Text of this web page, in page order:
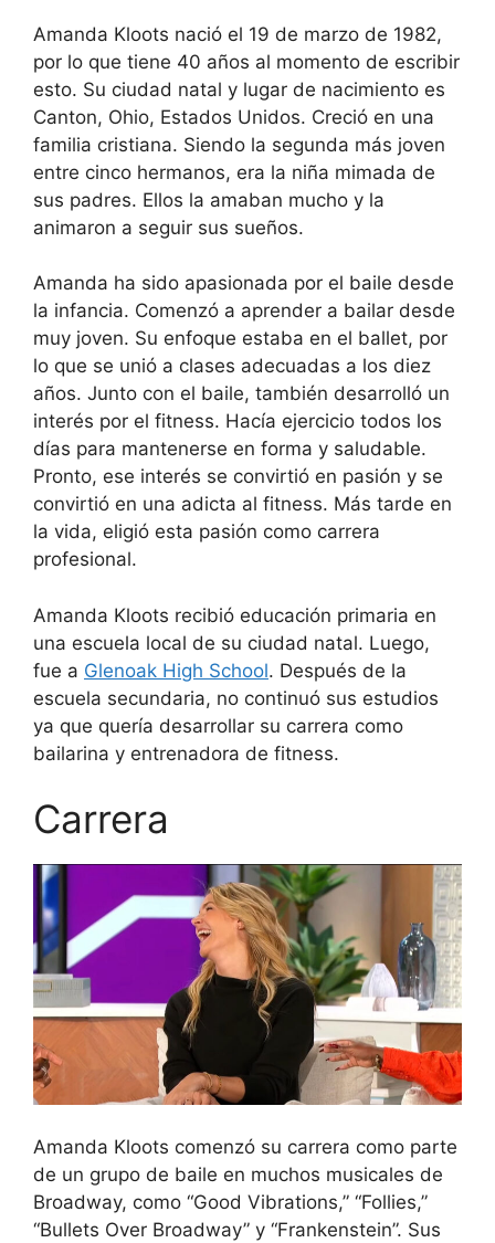
Amanda Kloots nació el 19 de marzo de 1982,
por lo que tiene 40 años al momento de escribir
esto. Su ciudad natal y lugar de nacimiento es
Canton, Ohio, Estados Unidos. Creció en una
familia cristiana. Siendo la segunda más joven
entre cinco hermanos, era la niña mimada de
sus padres. Ellos la amaban mucho y la
animaron a seguir sus sueños.
Amanda ha sido apasionada por el baile desde
la infancia. Comenzó a aprender a bailar desde
muy joven. Su enfoque estaba en el ballet, por
lo que se unió a clases adecuadas a los diez
años. Junto con el baile, también desarrolló un
interés por el fitness. Hacía ejercicio todos los
días para mantenerse en forma y saludable.
Pronto, ese interés se convirtió en pasión y se
convirtió en una adicta al fitness. Más tarde en
la vida, eligió esta pasión como carrera
profesional.
Amanda Kloots recibió educación primaria en
una escuela local de su ciudad natal. Luego,
fue a Glenoak High School. Después de la
escuela secundaria, no continuó sus estudios
ya que quería desarrollar su carrera como
bailarina y entrenadora de fitness.
Carrera
Amanda Kloots comenzó su carrera como parte
de un grupo de baile en muchos musicales de
Broadway, como “Good Vibrations,” “Follies,”
“Bullets Over Broadway” y “Frankenstein”. Sus